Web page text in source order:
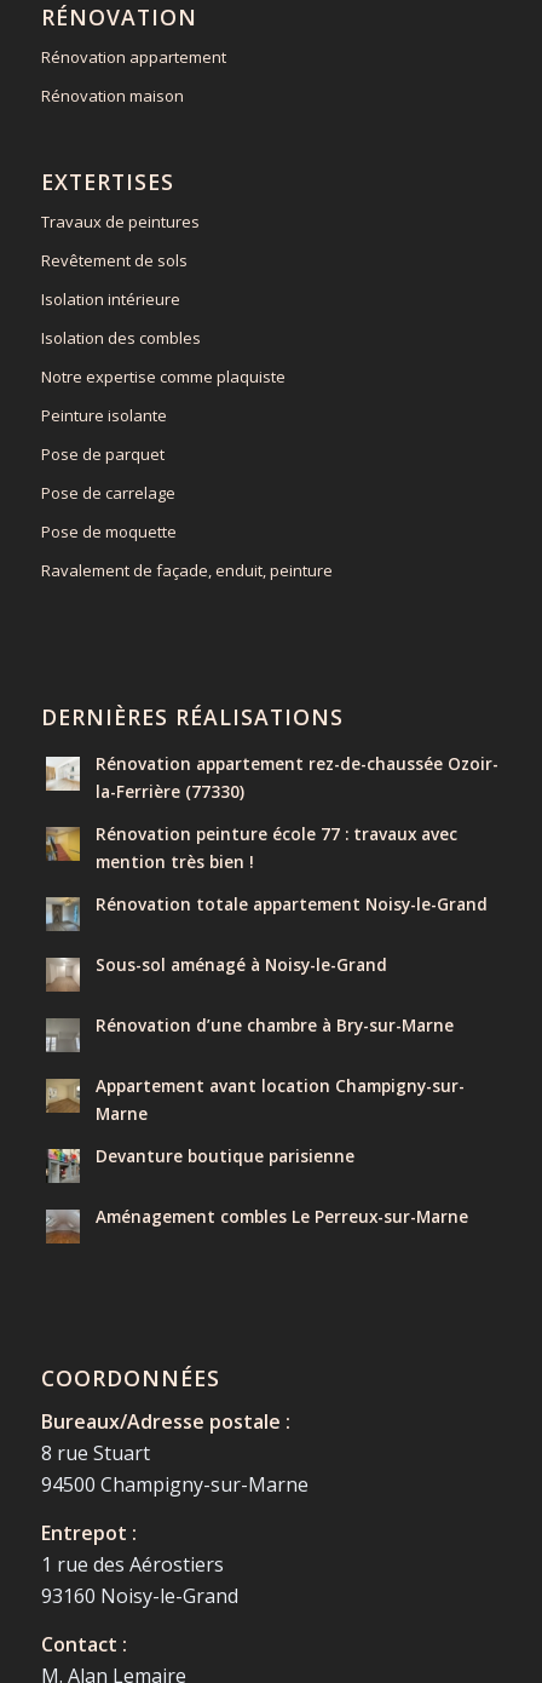
RÉNOVATION
Rénovation appartement
Rénovation maison
EXTERTISES
Travaux de peintures
Revêtement de sols
Isolation intérieure
Isolation des combles
Notre expertise comme plaquiste
Peinture isolante
Pose de parquet
Pose de carrelage
Pose de moquette
Ravalement de façade, enduit, peinture
DERNIÈRES RÉALISATIONS
Rénovation appartement rez-de-chaussée Ozoir-
la-Ferrière (77330)
Rénovation peinture école 77 : travaux avec
mention très bien !
Rénovation totale appartement Noisy-le-Grand
Sous-sol aménagé à Noisy-le-Grand
Rénovation d’une chambre à Bry-sur-Marne
Appartement avant location Champigny-sur-
Marne
Devanture boutique parisienne
Aménagement combles Le Perreux-sur-Marne
COORDONNÉES
Bureaux/Adresse postale :
8 rue Stuart
94500 Champigny-sur-Marne
Entrepot :
1 rue des Aérostiers
93160 Noisy-le-Grand
Contact :
M. Alan Lemaire